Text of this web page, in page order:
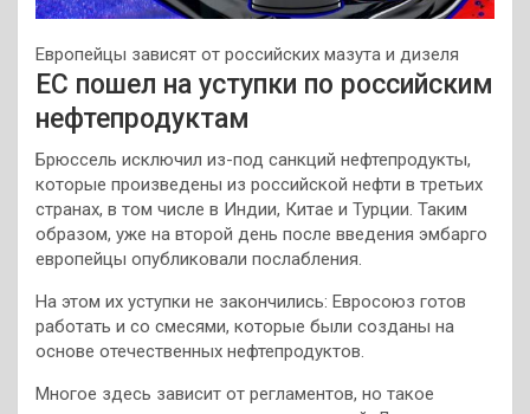
Европейцы зависят от российских мазута и дизеля
ЕС пошел на уступки по российским
нефтепродуктам
Брюссель исключил из-под санкций нефтепродукты,
которые произведены из российской нефти в третьих
странах, в том числе в Индии, Китае и Турции. Таким
образом, уже на второй день после введения эмбарго
европейцы опубликовали послабления.
На этом их уступки не закончились: Евросоюз готов
работать и со смесями, которые были созданы на
основе отечественных нефтепродуктов.
Многое здесь зависит от регламентов, но такое